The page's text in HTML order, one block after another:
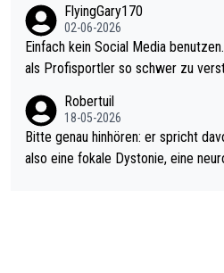
el hat.
s Leben in den Griff kriegen. Nur
r war doch neulich erst derjenige,
rovoziert hat. Und Littlers Mutter
FlyingGary170
02-06-2026
Einfach kein Social Media
als Profisportler so schwer zu
Robertuil
18-05-2026
Bitte genau hinhören: er spricht
also eine fokale Dystonie, eine